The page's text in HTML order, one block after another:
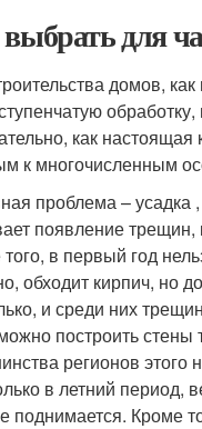
для
домов,
как
к многочисленным
проблема – усадка
появление трещин,
в первый год
обходит кирпич, но
и среди них
построить
регионов этого
в летний период,
поднимается. Кроме